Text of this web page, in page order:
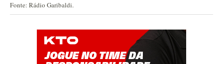
Fonte: Rádio Garibaldi.